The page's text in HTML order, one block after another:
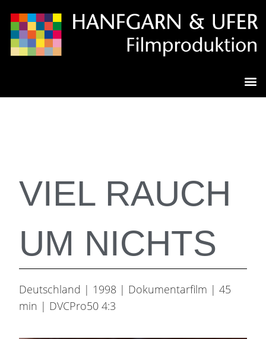
VIEL RAUCH
UM NICHTS
Deutschland | 1998 | Dokumentarfilm | 45
min | DVCPro50 4:3